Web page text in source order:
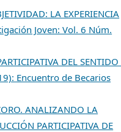
LA EXPERIENCIA
Joven: Vol. 6 Núm.
DEL SENTIDO
Encuentro de Becarios
ANALIZANDO LA
PARTICIPATIVA DE